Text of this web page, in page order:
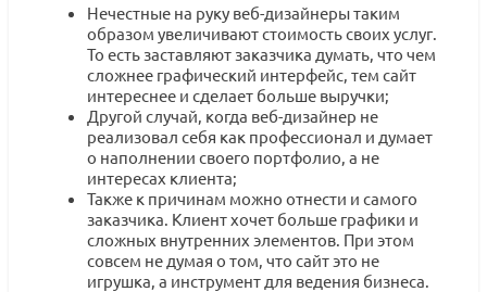
Нечестные на руку веб-дизайнеры таким
образом увеличивают стоимость своих услуг.
То есть заставляют заказчика думать, что чем
сложнее графический интерфейс, тем сайт
интереснее и сделает больше выручки;
Другой случай, когда веб-дизайнер не
реализовал себя как профессионал и думает
о наполнении своего портфолио, а не
интересах клиента;
Также к причинам можно отнести и самого
заказчика. Клиент хочет больше графики и
сложных внутренних элементов. При этом
совсем не думая о том, что сайт это не
игрушка, а инструмент для ведения бизнеса.